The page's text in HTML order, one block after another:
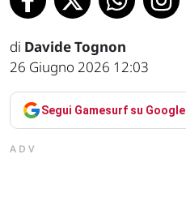
di Davide Tognon
26 Giugno 2026 12:03
Segui Gamesurf su Google
ADV